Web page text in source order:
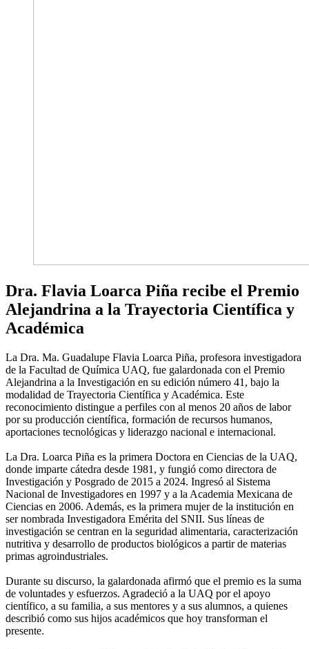
Dra. Flavia Loarca Piña recibe el Premio
Alejandrina a la Trayectoria Científica y
Académica
La Dra. Ma. Guadalupe Flavia Loarca Piña, profesora investigadora
de la Facultad de Química UAQ, fue galardonada con el Premio
Alejandrina a la Investigación en su edición número 41, bajo la
modalidad de Trayectoria Científica y Académica. Este
reconocimiento distingue a perfiles con al menos 20 años de labor
por su producción científica, formación de recursos humanos,
aportaciones tecnológicas y liderazgo nacional e internacional.
La Dra. Loarca Piña es la primera Doctora en Ciencias de la UAQ,
donde imparte cátedra desde 1981, y fungió como directora de
Investigación y Posgrado de 2015 a 2024. Ingresó al Sistema
Nacional de Investigadores en 1997 y a la Academia Mexicana de
Ciencias en 2006. Además, es la primera mujer de la institución en
ser nombrada Investigadora Emérita del SNII. Sus líneas de
investigación se centran en la seguridad alimentaria, caracterización
nutritiva y desarrollo de productos biológicos a partir de materias
primas agroindustriales.
Durante su discurso, la galardonada afirmó que el premio es la suma
de voluntades y esfuerzos. Agradeció a la UAQ por el apoyo
científico, a su familia, a sus mentores y a sus alumnos, a quienes
describió como sus hijos académicos que hoy transforman el
presente.